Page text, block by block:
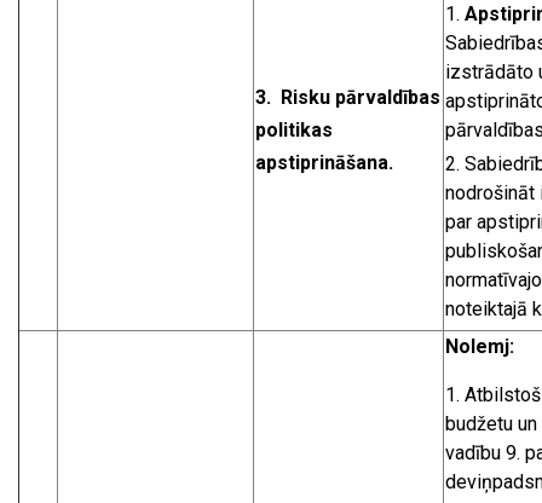
3. Risku pārvaldības
politikas
apstiprināšana.
izstrādāto
nodrošināt
par
noteiktajā
Nolemj:
budžetu un
vadību 9.